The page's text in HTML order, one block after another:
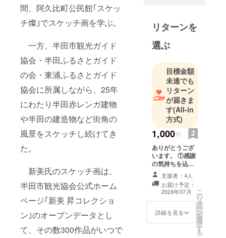
間、阿久比町公民館｢スケッ
チ燦｣でスケッチ画を学ぶ。
一方、半田市観光ガイド
協会・半田ふるさとガイド
の会・東浦ふるさとガイド
協会に所属しながら、25年
にわたり半田赤レンガ建物
や半田の建造物など街角の
風景をスケッチし続けてき
た。
新美氏のスケッチ画は、
半田市観光協会公式ホーム
ページ｢新美 昇コレクショ
ン｣のオープンデータとし
て、その数300作品がいつで
リターンを
選ぶ
目標金額
未達でも
リターン
が届きま
す(All-in
方式)
1,000円
ありがとうござ
います。 ①感謝
の気持ちを込め
て「お礼のメッ
セージ」をお手
紙でお送りしま
す。 ②支援者様
のお名前を記載
したポストカー
支援者：4人
お届け予定：
2026年07月
詳細を見る
こ
の
リ
タ
ー
ン
を
選
択
す
る